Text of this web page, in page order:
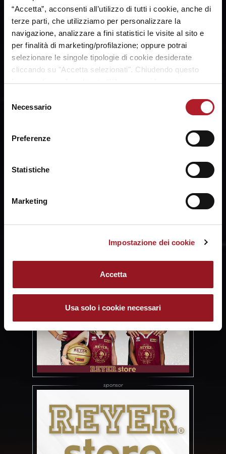
“Accetta”, acconsenti all’utilizzo di tutti i cookie, anche di
terze parti, che utilizziamo per personalizzare la
navigazione, analizzare a fini statistici le visite al sito e
per finalità di marketing/profilazione; oppure potrai
selezionare le singole tipologie di cookie desiderate
cliccando su "Accetta selezionati". Chiudendo questo
banner cliccando sul tasto “X”, prosegui la navigazione e
fruizione del sito. Potrai modificare le tue preferenze in
ogni momento mediante il link “Impostazione dei cookie”
a fine pagina. Per ulteriori informazioni ti invitiamo a
prendere visione della
delNecessario
Preferenze
Statistiche
Marketing
Impostazione dei cookie
Accetta
Usa solo i cookie necessari